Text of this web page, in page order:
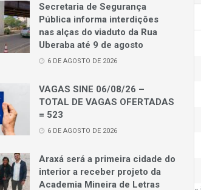
Secretaria de Segurança
Pública informa interdições
nas alças do viaduto da Rua
Uberaba até 9 de agosto
6 DE AGOSTO DE 2026
VAGAS SINE 06/08/26 –
TOTAL DE VAGAS OFERTADAS
= 523
6 DE AGOSTO DE 2026
Araxá será a primeira cidade do
interior a receber projeto da
Academia Mineira de Letras